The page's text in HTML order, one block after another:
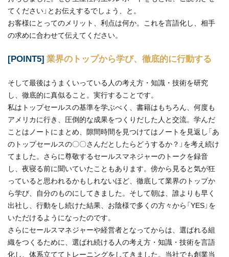
てください」とお伝えするでしょう、と。
お客様にとってのメリット、利点は何か。これを言語化し、相手
の求めに合わせて伝えてください。
[POINT5] 業界のトップから学び、徹底的に行動する
そして最後はうまくいっている人の考え方・知識・技術を研究
し、徹底的に真似ること。実行することです。
私はトップセールスの基準を学ぶべく、書籍はもちろん、何度も
アメリカに行き、圧倒的な成果をつくりだした人と交流。学んだ
ことはノートにまとめ、隙間時間を見つけてはノートを見返し「あ
のトップセールスの〇〇さんだとしたらどうするか？」を考え続け
てました。さらに尊敬するセールスマネジャーのトークを録音
し、夜寝る前に聞いていたこともあります。傍から見ると気が狂
っていると思われるかもしれないほど、徹底して業界のトップか
ら学び、自分のものにしてきました。そして朝は、誰よりも早く
出社し、行動をし続けた結果、お陰様で多くの方々から「YES」を
いただけるようになったのです。
さらにセールスマネジャーや経営者となってからは、選ばれる組
織をつくるために、選ばれ続ける人の考え方・知識・技術を言語
化し、体系立ててトレーニングをしてきました。当社でも創業当